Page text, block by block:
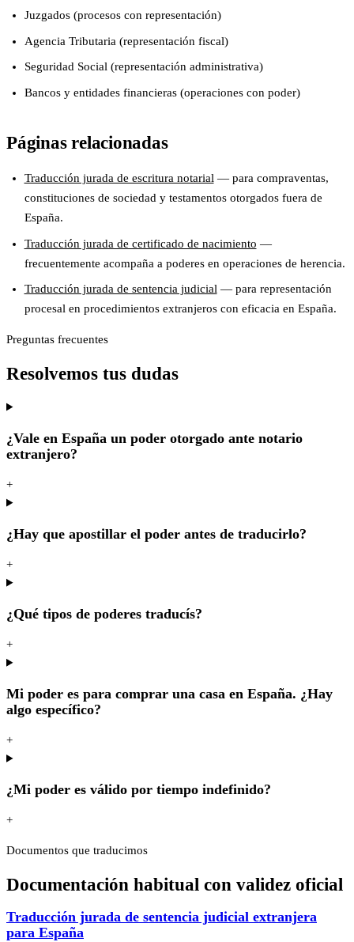
Juzgados (procesos con representación)
Agencia Tributaria (representación fiscal)
Seguridad Social (representación administrativa)
Bancos y entidades financieras (operaciones con poder)
Páginas relacionadas
Traducción jurada de escritura notarial — para compraventas,
constituciones de sociedad y testamentos otorgados fuera de
España.
Traducción jurada de certificado de nacimiento —
frecuentemente acompaña a poderes en operaciones de herencia.
Traducción jurada de sentencia judicial — para representación
procesal en procedimientos extranjeros con eficacia en España.
Preguntas frecuentes
Resolvemos tus dudas
¿Vale en España un poder otorgado ante notario
extranjero?
+
¿Hay que apostillar el poder antes de traducirlo?
+
¿Qué tipos de poderes traducís?
+
Mi poder es para comprar una casa en España. ¿Hay
algo específico?
+
¿Mi poder es válido por tiempo indefinido?
+
Documentos que traducimos
Documentación habitual con validez oficial
Traducción jurada de sentencia judicial extranjera
para España